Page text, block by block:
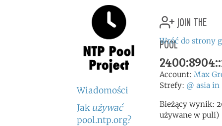
Wiadomości
Jak używać
pool.ntp.org?
join the
pool
Wróć do strony
Account: Max
Strefy: @ asia in
Bieżący wynik:
używane w puli)